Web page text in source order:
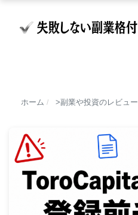
ホーム / 副業や投資のレビュー